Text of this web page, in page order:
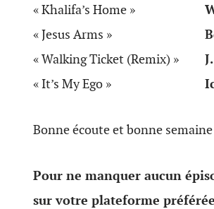
« Khalifa’s Home »
« Jesus Arms »
« Walking Ticket (Remix) »
« It’s My Ego »
Bonne écoute et bonne
Pour ne manquer aucun
sur votre plateforme